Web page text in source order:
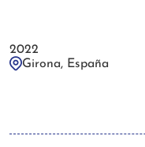
2022
Girona, España